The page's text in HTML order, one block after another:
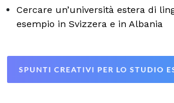
Cercare un’università estera di
esempio in Svizzera e in Albania